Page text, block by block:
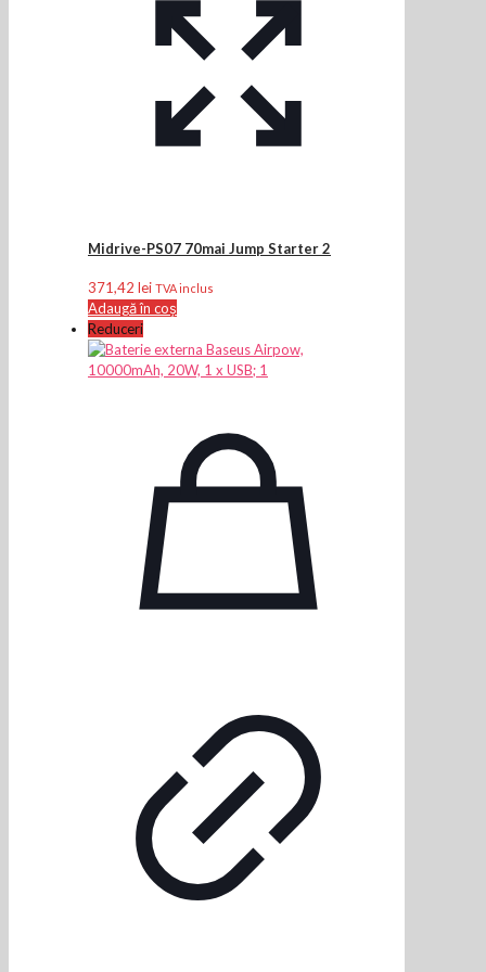
Midrive-PS07 70mai Jump Starter 2
371,42 lei TVA inclus
Adaugă în coș
Reduceri